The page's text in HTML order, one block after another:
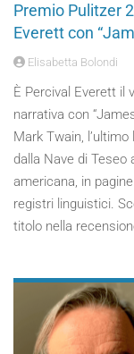
Premio Pulitzer
Everett con
Elisabetta Bolondi
È Percival Everett il
narrativa con
Mark Twain,
dalla Nave di Teseo
americana, in
registri linguistici.
titolo nella